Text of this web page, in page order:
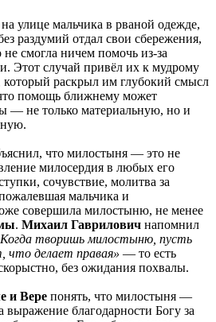
улице мальчика в рваной одежде,
раздумий отдал свои сбережения,
не смогла ничем помочь из-за
Этот случай привёл их к мудрому
который раскрыл им глубокий смысл
помощь ближнему может
— не только материальную, но и
что милостыня — это не
милосердия в любых его
сочувствие, молитва за
мальчика и
совершила милостыню, не менее
. Михаил Гаврилович напомнил
творишь милостыню, пусть
что делает правая» — то есть
без ожидания похвалы.
и Вере понять, что милостыня —
выражение благодарности Богу за